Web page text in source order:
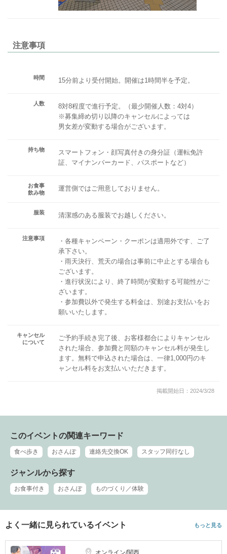
注意事項
時間 15分前より受付開始。開催は1時間半を予定。
人数
8対8程度で進行予定。（最少開催人数：4対4）
※募集締め切り以降のキャンセルによっては
男女差が変動する場合がございます。
持ち物
スマートフォン・顔写真付きの身分証（運転免許
証、マイナンバーカード、パスポートなど）
お食事
飲み物
運営側ではご用意しておりません。
服装 清潔感のある服装でお越しください。
注意事項
・各種キャンペーン・クーポンは適用外です、ご了
承下さい。
・雨天決行、荒天の場合は事前に中止とする場合も
ございます。
・進行状況により、終了時間が変動する可能性がご
ざいます。
・参加費以外で発生する料金は、別途お支払いをお
願いいたします。
キャンセル
について
ご予約手続き完了後、お客様都合によりキャンセル
された場合、参加費と同額のキャンセル料が発生し
ます。無料で申込された場合は、一律1,000円のキ
ャンセル料をお支払いいただきます。
掲載開始日：2024/3/28
このイベントの関連キーワード
食べ歩き おさんぽ 連絡先交換OK スタッフ同行なし
ジャンルから探す
お食事付き おさんぽ ものづくり／体験
よく一緒に見られているイベント もっと見る
オンライン/関西